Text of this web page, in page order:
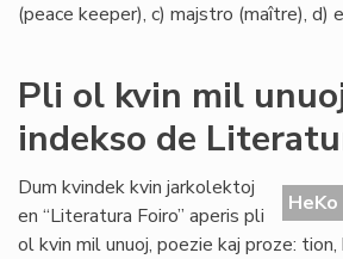
(peace keeper), c) majstro (maître), d)
Pli ol kvin mil
indekso de
Dum kvindek kvin jarkolektoj
en “Literatura Foiro” aperis pli
ol kvin mil unuoj, poezie kaj proze: